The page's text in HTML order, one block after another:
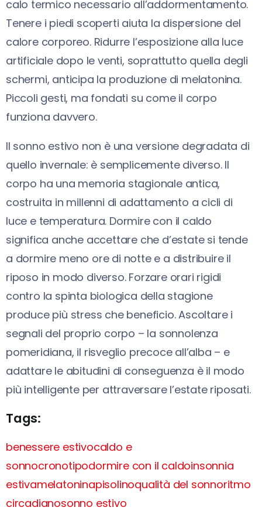
calo termico necessario all’addormentamento.
Tenere i piedi scoperti aiuta la dispersione del
calore corporeo. Ridurre l’esposizione alla luce
artificiale dopo le venti, soprattutto quella degli
schermi, anticipa la produzione di melatonina.
Piccoli gesti, ma fondati su come il corpo
funziona davvero.
Il sonno estivo non è una versione degradata di
quello invernale: è semplicemente diverso. Il
corpo ha una memoria stagionale antica,
costruita in millenni di adattamento a cicli di
luce e temperatura. Dormire con il caldo
significa anche accettare che d’estate si tende
a dormire meno ore di notte e a distribuire il
riposo in modo diverso. Forzare orari rigidi
contro la spinta biologica della stagione
produce più stress che beneficio. Ascoltare i
segnali del proprio corpo – la sonnolenza
pomeridiana, il risveglio precoce all’alba – e
adattare le abitudini di conseguenza è il modo
più intelligente per attraversare l’estate riposati.
Tags:
benessere estivocaldo e
sonnocronotipodormire con il caldoinsonnia
estivamelatoninapisolinoqualità del sonnoritmo
circadianosonno estivo